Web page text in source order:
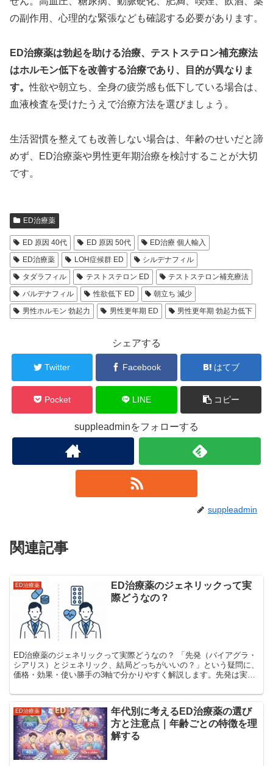
の副作用、心理的な緊張なども確認する必要があります。
ED治療薬は勃起を助ける治療、テストステロン補充療法
はホルモン低下を改善する治療であり、目的が異なりま
す。性欲や朝立ち、全身の疲労感も低下している場合は、
血液検査を受けたうえで治療方法を選びましょう。
生活習慣を整えても改善しない場合は、年齢のせいだと諦
めず、ED治療薬や男性更年期治療を検討することが大切
です。
ED治療薬
ED 原因 40代 ED 原因 50代
ED治療 個人輸入
ED治療薬
LOH症候群 ED
シルデナフィル
タダラフィル
テストステロン ED
テストステロン補充療法
バルデナフィル
性欲低下 ED
朝立ち 減少
男性ホルモン 勃起力
男性更年期 ED 男性更年期 勃起力低下
シェアする
Twitter Facebook はてブ
Pocket LINE コピー
suppleadminをフォローする
suppleadmin
関連記事
ED治療薬
ED治療薬のジェネリックって実
際どうなの？
ED治療薬のジェネリックって実際どうなの？ 「先発（バイアグラ・
シアリス）とジェネリック、結局どっちがいいの？」という疑問に、
価格・効果・使い勝手の3軸で分かりやすく解説します。先発は実績
ED治療薬
年代別に考えるED治療薬の選び
方と注意点｜年齢ごとの特徴を理
解する